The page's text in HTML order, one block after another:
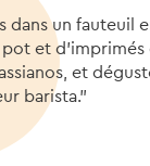
dans un fauteuil
et
et
barista."